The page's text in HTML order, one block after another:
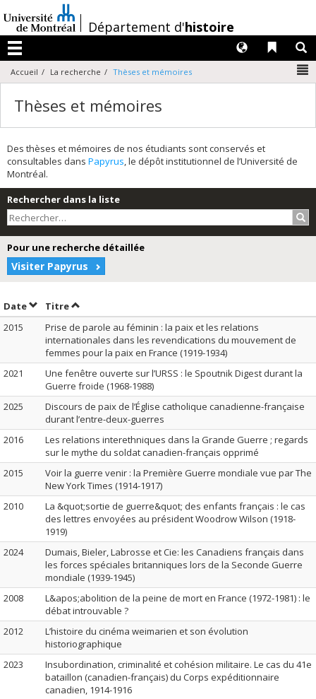
au
contenu
/Département d'histoire
Menu
Liens
Langues
Accueil La recherche Thèses et mémoires
Thèses et mémoires
Des thèses et mémoires de nos étudiants sont conservés et
consultables dans Papyrus, le dépôt institutionnel de l’Université de
Montréal.
Rechercher dans la liste
Pour une recherche détaillée
Visiter Papyrus
DateTrier par date en ordre croissant
TitreTrier par titre en ordre croissant
2015
Prise de parole au féminin : la paix et les relations
internationales dans les revendications du mouvement de
femmes pour la paix en France (1919-1934)
2021
Une fenêtre ouverte sur l’URSS : le Spoutnik Digest durant la
Guerre froide (1968-1988)
2025
Discours de paix de l’Église catholique canadienne-française
durant l’entre-deux-guerres
2016
Les relations interethniques dans la Grande Guerre ; regards
sur le mythe du soldat canadien-français opprimé
2015
Voir la guerre venir : la Première Guerre mondiale vue par The
New York Times (1914-1917)
2010
La &quot;sortie de guerre&quot; des enfants français : le cas
des lettres envoyées au président Woodrow Wilson (1918‐
1919)
2024
Dumais, Bieler, Labrosse et Cie: les Canadiens français dans
les forces spéciales britanniques lors de la Seconde Guerre
mondiale (1939-1945)
2008
L&apos;abolition de la peine de mort en France (1972-1981) : le
débat introuvable ?
2012
L’histoire du cinéma weimarien et son évolution
historiographique
2023
Insubordination, criminalité et cohésion militaire. Le cas du 41e
bataillon (canadien-français) du Corps expéditionnaire
canadien, 1914-1916